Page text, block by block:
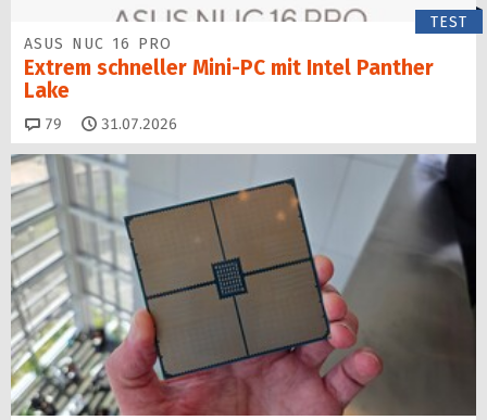
TEST
ASUS NUC 16 PRO
Extrem schneller Mini-PC mit Intel Panther
Lake
79 Kommentare
31.07.2026